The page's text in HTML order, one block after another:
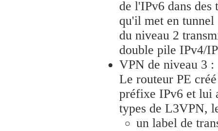
de l'IPv6 dans des
qu'il met en
du niveau 2
double pile IPv4/
VPN de niveau 3 :
Le routeur PE
préfixe IPv6 et lui
types de L3VPN,
un label de